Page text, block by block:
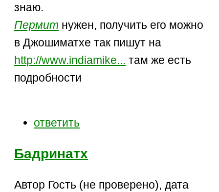
знаю.
Пермит нужен, получить его можно
в Джошиматхе так пишут на
http://www.indiamike... там же есть
подробности
ответить
Бадринатх
Автор Гость (не проверено), дата